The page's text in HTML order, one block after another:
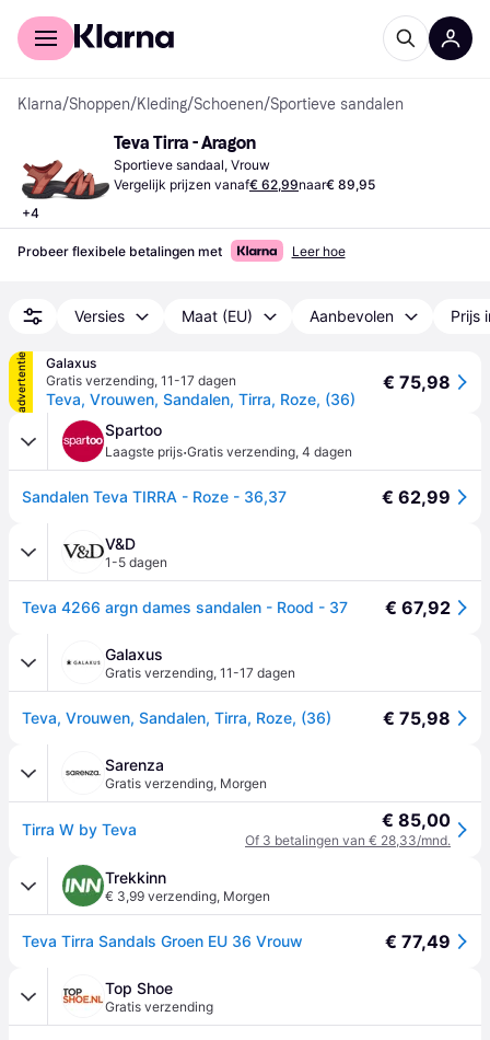
Voor shoppers
Klarna/Shoppen/Kleding/Schoenen/Sportieve sandalen
+4
Teva Tirra - Aragon
Sportieve sandaal, Vrouw
Vergelijk prijzen vanaf€ 62,99naar€ 89,95
Probeer flexibele betalingen met Leer hoe
Versies Maat (EU) Aanbevolen Prijs
advertentie
Galaxus
Gratis verzending, 11-17 dagen
Teva, Vrouwen, Sandalen, Tirra, Roze, (36)
€ 75,98
Spartoo
Laagste prijs·Gratis verzending, 4 dagen
Sandalen Teva TIRRA - Roze - 36,37 € 62,99
V&D
1-5 dagen
Teva 4266 argn dames sandalen - Rood - 37 € 67,92
Galaxus
Gratis verzending, 11-17 dagen
Teva, Vrouwen, Sandalen, Tirra, Roze, (36) € 75,98
Sarenza
Gratis verzending, Morgen
Tirra W by Teva € 85,00
Of 3 betalingen van € 28,33/mnd.
Trekkinn
€ 3,99 verzending, Morgen
Teva Tirra Sandals Groen EU 36 Vrouw € 77,49
Top Shoe
Gratis verzending